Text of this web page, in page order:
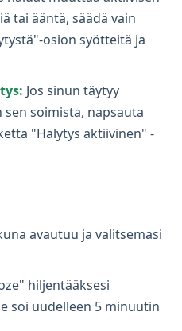
tai ääntä, säädä vain
osion syötteitä ja
Jos sinun täytyy
soimista, napsauta
"Hälytys aktiivinen" -
avautuu ja valitsemasi
hiljentääksesi
soi uudelleen 5 minuutin